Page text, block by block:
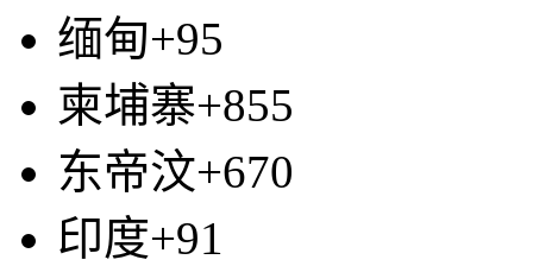
缅甸+95
柬埔寨+855
东帝汶+670
印度+91